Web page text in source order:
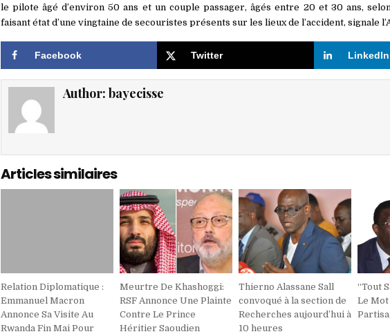
le pilote âgé d’environ 50 ans et un couple passager, âgés entre 20 et 30 ans,
faisant état d’une vingtaine de secouristes présents sur les lieux de l’accident, signale
Facebook Twitter LinkedIn
Author: bayecisse
Articles similaires
Relation Diplomatique :
Emmanuel Macron
Annonce Sa Visite Au
Rwanda Fin Mai Pour
Meurtre De Khashoggi:
RSF Annonce Une Plainte
Contre Le Prince
Héritier Saoudien
Thierno Alassane Sall
convoqué à la section de
Recherches aujourd’hui à
10 heures
‘‘Tout
Le Mot